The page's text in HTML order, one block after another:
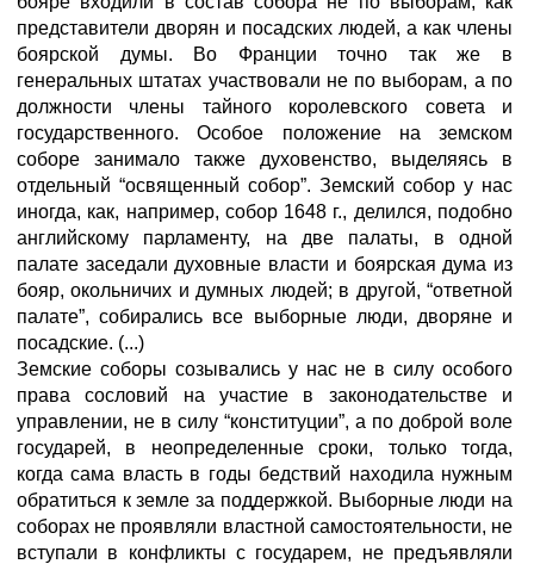
представители дворян и посадских людей, а как члены
боярской думы. Во Франции точно так же в
генеральных штатах участвовали не по выборам, а по
должности члены тайного королевского совета и
государственного. Особое положение на земском
соборе занимало также духовенство, выделяясь в
отдельный “освященный собор”. Земский собор у нас
иногда, как, например, собор 1648 г., делился, подобно
английскому парламенту, на две палаты, в одной
палате заседали духовные власти и боярская дума из
бояр, окольничих и думных людей; в другой, “ответной
палате”, собирались все выборные люди, дворяне и
посадские. (...)
Земские соборы созывались у нас не в силу особого
права сословий на участие в законодательстве и
управлении, не в силу “конституции”, а по доброй воле
государей, в неопределенные сроки, только тогда,
когда сама власть в годы бедствий находила нужным
обратиться к земле за поддержкой. Выборные люди на
соборах не проявляли властной самостоятельности, не
вступали в конфликты с государем, не предъявляли